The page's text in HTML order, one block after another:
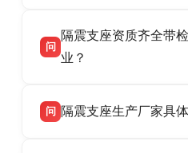
话：13323182312。
产厂家，可提供支座选
供货、现场安装指导一
话：13323182312。
问
隔震支座资质齐全带
业？
品资质齐全，每批次产
问 隔震支座生产厂家具